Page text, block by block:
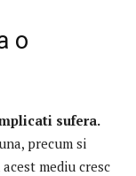
o
sufera.
precum si
mediu cresc